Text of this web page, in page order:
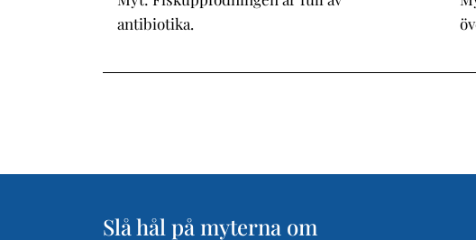
antibiotika.
Slå hål på myterna om